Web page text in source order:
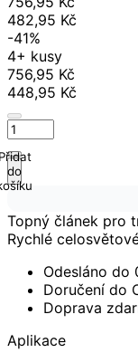
482,95 Kč
-41%
4+ kusy
756,95 Kč
448,95 Kč
do
Topný článek pro
Rychlé
Odesláno do
Doručení do
Doprava
Aplikace